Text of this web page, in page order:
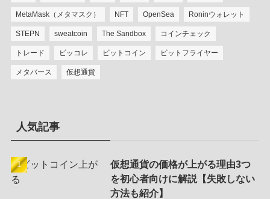
MetaMask（メタマスク） NFT OpenSea Roninウォレット
STEPN sweatcoin The Sandbox コインチェック
トレード ビッコレ ビットコイン ビットフライヤー
メタバース 仮想通貨
人気記事
仮想通貨の価格が上がる理由3つ
を初心者向けに解説【失敗しない
方法も紹介】